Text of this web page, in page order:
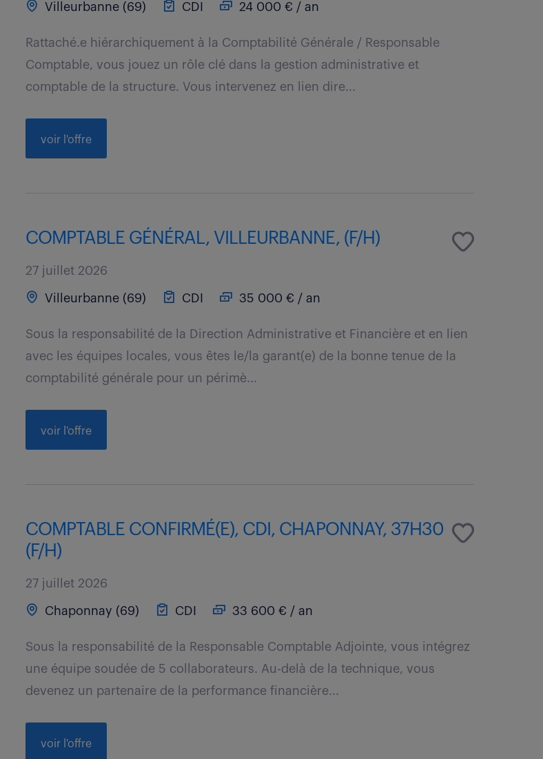
Villeurbanne (69) CDI 24 000 € / an
Rattaché.e hiérarchiquement à la Comptabilité Générale / Responsable
Comptable, vous jouez un rôle clé dans la gestion administrative et
comptable de la structure. Vous intervenez en lien dire...
voir l'offre
COMPTABLE GÉNÉRAL, VILLEURBANNE, (F/H)
27 juillet 2026
Villeurbanne (69) CDI 35 000 € / an
Sous la responsabilité de la Direction Administrative et Financière et en lien
avec les équipes locales, vous êtes le/la garant(e) de la bonne tenue de la
comptabilité générale pour un périmè...
voir l'offre
COMPTABLE CONFIRMÉ(E), CDI, CHAPONNAY, 37H30
(F/H)
27 juillet 2026
Chaponnay (69) CDI 33 600 € / an
Sous la responsabilité de la Responsable Comptable Adjointe, vous intégrez
une équipe soudée de 5 collaborateurs. Au-delà de la technique, vous
devenez un partenaire de la performance financière...
voir l'offre